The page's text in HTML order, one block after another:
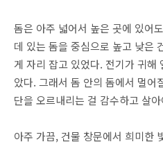
돔은 아주 넓어서 높은 곳에 있어
데 있는 돔을 중심으로 높고 낮은
게 자리 잡고 있었다. 전기가 귀해
았다. 그래서 돔 안의 돔에서 멀어
단을 오르내리는 걸 감수하고 살
아주 가끔, 건물 창문에서 희미한